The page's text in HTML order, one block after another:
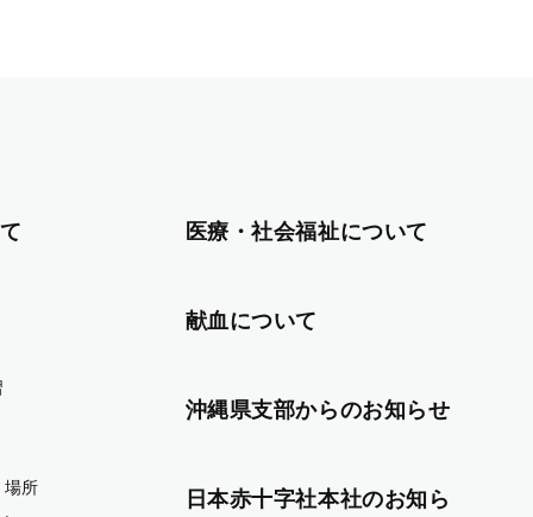
場所
医療・社会福祉について
献血について
沖縄県支部からのお知らせ
日本赤十字社本社のお知ら